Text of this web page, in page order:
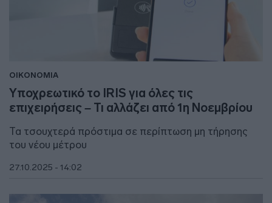
ΟΙΚΟΝΟΜΙΑ
Υποχρεωτικό το IRIS για όλες τις
επιχειρήσεις – Τι αλλάζει από 1η Νοεμβρίου
Τα τσουχτερά πρόστιμα σε περίπτωση μη τήρησης
του νέου μέτρου
27.10.2025 - 14:02